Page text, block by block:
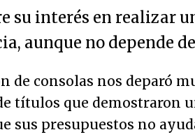
su interés en realizar
aunque no depende
de consolas nos deparó
títulos que demostraron
sus presupuestos no